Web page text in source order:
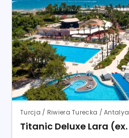
Turcja / Riwiera Turecka / Antalya